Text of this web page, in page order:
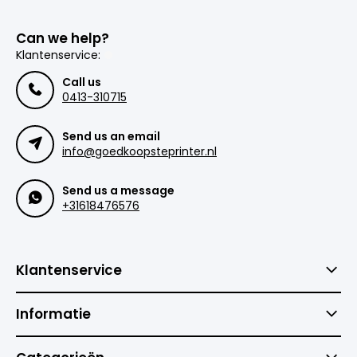
Can we help?
Klantenservice:
Call us
0413-310715
Send us an email
info@goedkoopsteprinter.nl
Send us a message
+31618476576
Klantenservice
Informatie